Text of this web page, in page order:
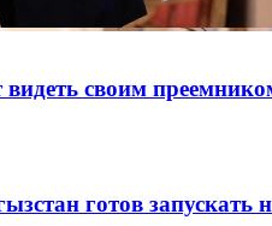
видеть своим
готов запускать